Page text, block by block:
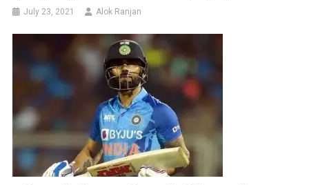
July 23, 2021 Alok Ranjan